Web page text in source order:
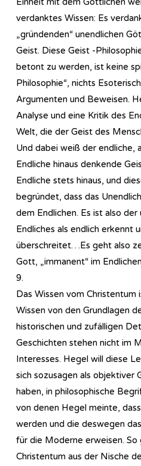
verdanktes Wissen: Es
„gründenden“ unendlichen
Geist. Diese Geist -
betont zu werden, ist keine
Philosophie“, nichts
Argumenten und Beweisen.
Analyse und eine Kritik des
Welt, die der Geist des
Und dabei weiß der endliche,
Endliche hinaus denkende
Endliche stets hinaus, und
begründet, dass das
dem Endlichen. Es ist also
Endliches als endlich erkennt
überschreitet…Es geht also
Gott, „immanent“ im
9.
Das Wissen vom
Wissen von den Grundlagen
historischen und zufälligen
Geschichten stehen nicht im
Interesses. Hegel will diese
sich sozusagen als objektiver
haben, in philosophische
von denen Hegel meinte,
werden und die deswegen
für die Moderne erweisen. So
Christentum aus der Nische